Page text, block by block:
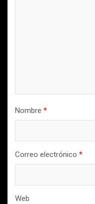
Nombre *
Correo electrónico *
Web